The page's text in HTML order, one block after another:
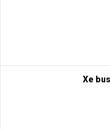
Xe